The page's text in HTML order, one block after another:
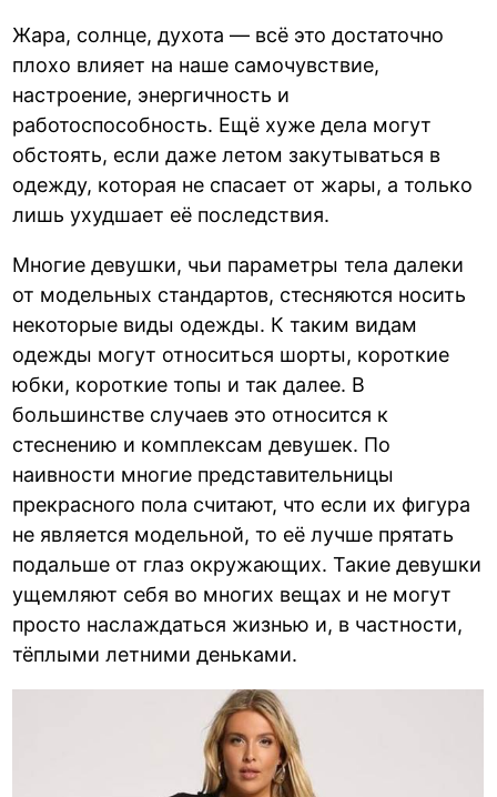
Жара, солнце, духота — всё это достаточно
плохо влияет на наше самочувствие,
настроение, энергичность и
работоспособность. Ещё хуже дела могут
обстоять, если даже летом закутываться в
одежду, которая не спасает от жары, а только
лишь ухудшает её последствия.
Многие девушки, чьи параметры тела далеки
от модельных стандартов, стесняются носить
некоторые виды одежды. К таким видам
одежды могут относиться шорты, короткие
юбки, короткие топы и так далее. В
большинстве случаев это относится к
стеснению и комплексам девушек. По
наивности многие представительницы
прекрасного пола считают, что если их фигура
не является модельной, то её лучше прятать
подальше от глаз окружающих. Такие девушки
ущемляют себя во многих вещах и не могут
просто наслаждаться жизнью и, в частности,
тёплыми летними деньками.